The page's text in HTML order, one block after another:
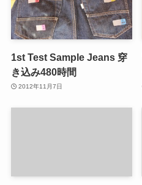
1st Test Sample Jeans 穿
き込み480時間
2012年11月7日